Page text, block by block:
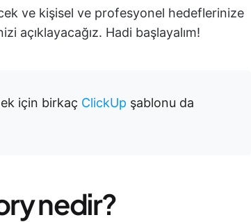
ve kişisel ve profesyonel hedeflerinize
açıklayacağız. Hadi başlayalım!
için birkaç ClickUp şablonu da
nedir?